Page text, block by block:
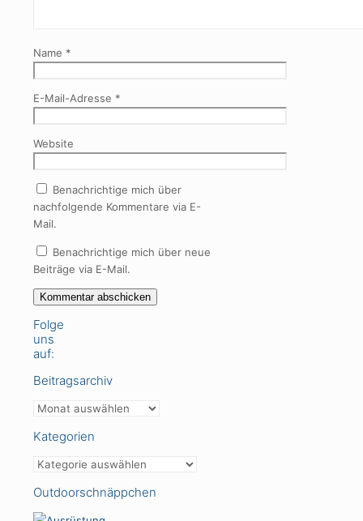
Name *
E-Mail-Adresse *
Website
Benachrichtige mich über
nachfolgende Kommentare via E-
Mail.
Benachrichtige mich über neue
Beiträge via E-Mail.
Folge
uns
auf:
Beitragsarchiv
Beitragsarchiv
Kategorien
Kategorien
Outdoorschnäppchen